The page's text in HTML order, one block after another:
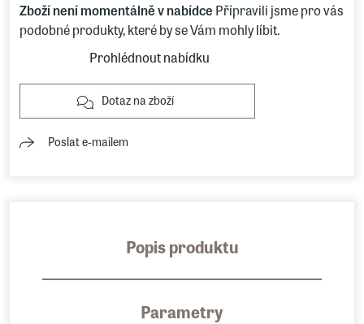
Zboží není momentálně v nabídce Přípravili jsme pro vás
podobné produkty, které by se Vám mohly líbit.
Prohlédnout nabídku
Dotaz na zboží
Poslat e-mailem
Popis produktu
Parametry